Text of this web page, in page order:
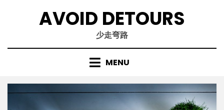
AVOID DETOURS
少走弯路
MENU